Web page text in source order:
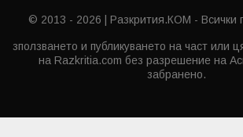
© 2013 - 2026 | Разкрития.КОМ - Всички
зползването и публикуването на част или
на Razkritia.com без разрешение на
забранено.